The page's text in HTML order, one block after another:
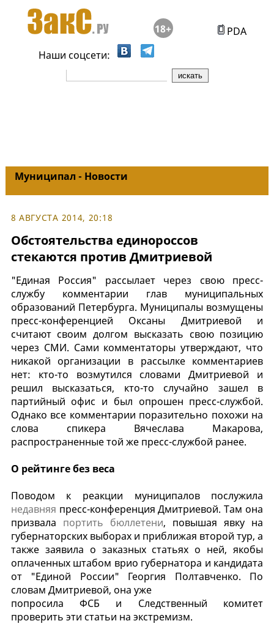
18+
PDA
Наши соцсети:
Муниципал - Новости
8 АВГУСТА 2014, 20:18
Обстоятельства единороссов
стекаются против Дмитриевой
"Единая Россия" рассылает через свою пресс-
службу комментарии глав муниципальных
образований Петербурга. Муниципалы возмущены
пресс-конференцией Оксаны Дмитриевой и
считают своим долгом высказать свою позицию
через СМИ. Сами комментаторы утверждают, что
никакой организации в рассылке комментариев
нет: кто-то возмутился словами Дмитриевой и
решил высказаться, кто-то случайно зашел в
партийный офис и был опрошен пресс-службой.
Однако все комментарии поразительно похожи на
слова спикера Вячеслава Макарова,
распространенные той же пресс-службой ранее.
О рейтинге без веса
Поводом к реакции муниципалов послужила
недавняя пресс-конференция Дмитриевой. Там она
призвала портить бюллетени, повышая явку на
губернаторских выборах и приближая второй тур, а
также заявила о заказных статьях о ней, якобы
оплаченных штабом врио губернатора и кандидата
от "Единой России" Георгия Полтавченко. По
словам Дмитриевой, она уже
попросила ФСБ и Следственный комитет
проверить эти статьи на экстремизм.